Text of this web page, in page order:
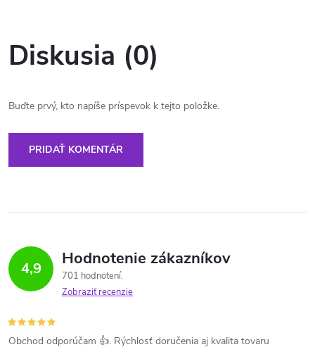
Diskusia (0)
Buďte prvý, kto napíše príspevok k tejto položke.
PRIDAŤ KOMENTÁR
4,9 Hodnotenie zákazníkov
701 hodnotení
Zobraziť recenzie
Obchod odporúčam 👍. Rýchlosť doručenia aj kvalita tovaru